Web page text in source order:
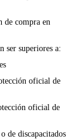
de compra en
ser superiores a:
oficial de
oficial de
de discapacitados